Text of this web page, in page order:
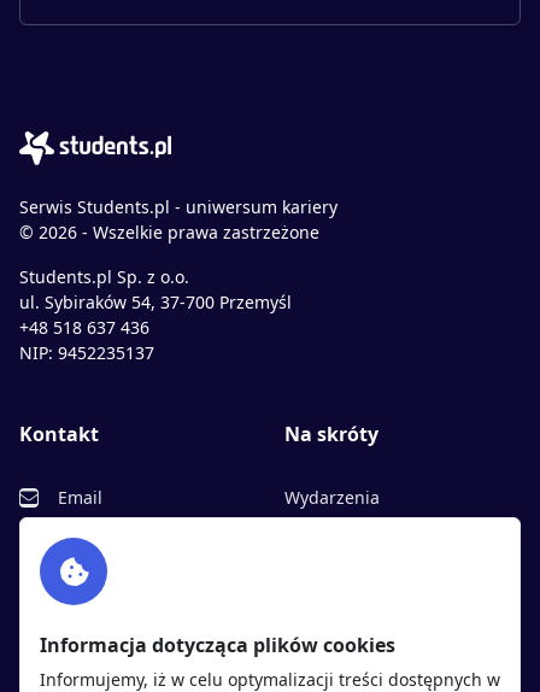
Serwis Students.pl - uniwersum kariery
© 2026 - Wszelkie prawa zastrzeżone
Students.pl Sp. z o.o.
ul. Sybiraków 54, 37-700 Przemyśl
+48 518 637 436
NIP: 9452235137
Kontakt
Email
Facebook
Twitter
Na skróty
Wydarzenia
Polityka cookies
Polityka prywatności
Informacja dotycząca plików cookies
Informujemy, iż w celu optymalizacji treści dostępnych w